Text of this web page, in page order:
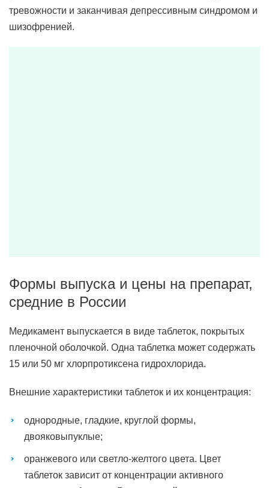
тревожности и заканчивая депрессивным синдромом и
шизофренией.
Формы выпуска и цены на препарат,
средние в России
Медикамент выпускается в виде таблеток, покрытых
пленочной оболочкой. Одна таблетка может содержать
15 или 50 мг хлорпротиксена гидрохлорида.
Внешние характеристики таблеток и их концентрация:
однородные, гладкие, круглой формы,
двояковыпуклые;
оранжевого или светло-желтого цвета. Цвет
таблеток зависит от концентрации активного